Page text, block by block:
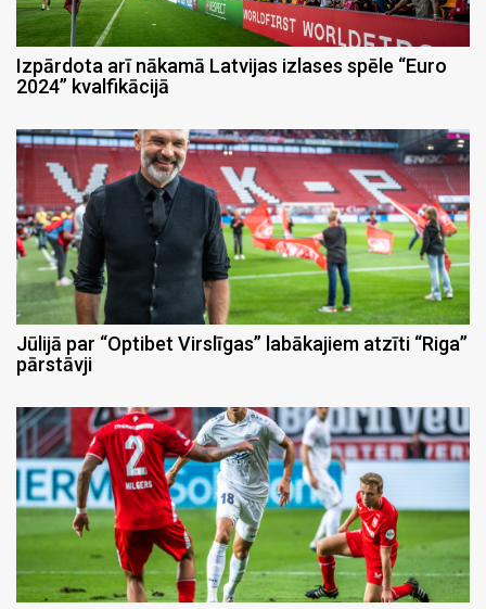
Izpārdota arī nākamā Latvijas izlases spēle “Euro
2024” kvalfikācijā
Jūlijā par “Optibet Virslīgas” labākajiem atzīti “Riga”
pārstāvji